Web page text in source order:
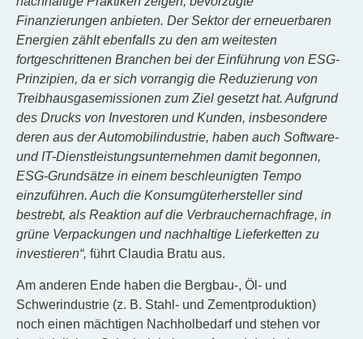
Finanzierungen anbieten. Der Sektor der erneuerbaren
Energien zählt ebenfalls zu den am weitesten
fortgeschrittenen Branchen bei der Einführung von ESG-
Prinzipien, da er sich vorrangig die Reduzierung von
Treibhausgasemissionen zum Ziel gesetzt hat. Aufgrund
des Drucks von Investoren und Kunden, insbesondere
deren aus der Automobilindustrie, haben auch Software-
und IT-Dienstleistungsunternehmen damit begonnen,
ESG-Grundsätze in einem beschleunigten Tempo
einzuführen. Auch die Konsumgüterhersteller sind
bestrebt, als Reaktion auf die Verbrauchernachfrage, in
grüne Verpackungen und nachhaltige Lieferketten zu
investieren“, führt Claudia Bratu aus.
Am anderen Ende haben die Bergbau-, Öl- und
Schwerindustrie (z. B. Stahl- und Zementproduktion)
noch einen mächtigen Nachholbedarf und stehen vor